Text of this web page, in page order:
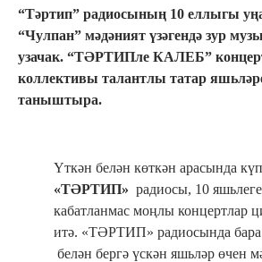
“Тәртип” радиосының 10 еллыгы
“Чулпан” мәдәният үзәгендә зур
узачак. “ТӘРТИПле КАЛЕБ”
коллективы талантлы татар
таныштыра.
Үткән белән көткән арасында
«ТӘРТИП» радиосы, 10
кабатланмас моңлы концертлар
итә. «ТӘРТИП» радиосында бара
белән бергә үскән яшьләр өчен